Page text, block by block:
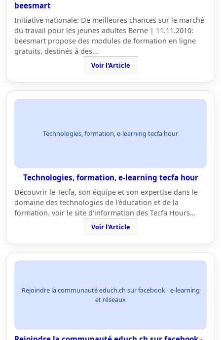
beesmart
Initiative nationale: De meilleures chances sur le marché
du travail pour les jeunes adultes Berne | 11.11.2010:
beesmart propose des modules de formation en ligne
gratuits, destinés à des…
Voir l'Article
Technologies, formation, e-learning tecfa hour
Technologies, formation, e-learning tecfa hour
Découvrir le Tecfa, son équipe et son expertise dans le
domaine des technologies de l'éducation et de la
formation. voir le site d'information des Tecfa Hours…
Voir l'Article
Rejoindre la communauté educh.ch sur facebook - e-learning
et réseaux